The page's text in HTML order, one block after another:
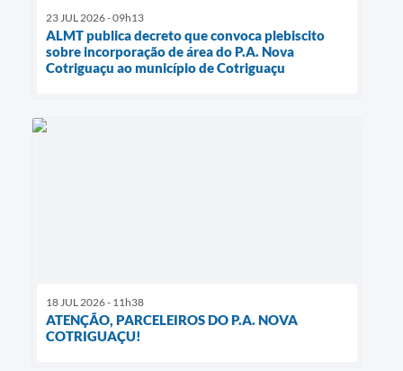
23 JUL 2026 - 09h13
ALMT publica decreto que convoca plebiscito
sobre incorporação de área do P.A. Nova
Cotriguaçu ao município de Cotriguaçu
18 JUL 2026 - 11h38
ATENÇÃO, PARCELEIROS DO P.A. NOVA
COTRIGUAÇU!